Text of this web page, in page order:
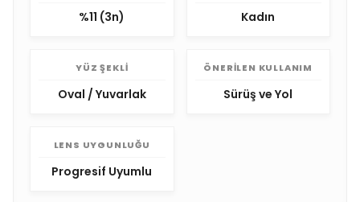
%11 (3n) Kadın
YÜZ ŞEKLI
Oval / Yuvarlak
ÖNERILEN KULLANIM
Sürüş ve Yol
LENS UYGUNLUĞU
Progresif Uyumlu